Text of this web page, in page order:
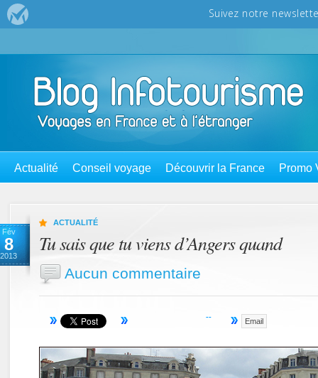
Actualité Conseil voyage Découvrir la France Promo
Fév
8
2013
ACTUALITÉ
Tu sais que tu viens d’Angers quand
Aucun commentaire
Email